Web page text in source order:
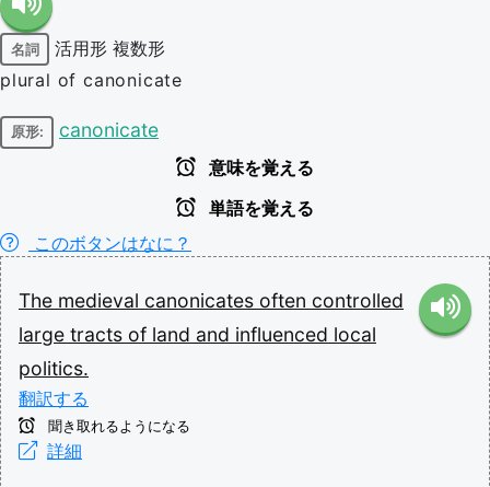
名詞 活用形 複数形
plural of canonicate
原形: canonicate
意味を覚える
単語を覚える
このボタンはなに？
The medieval canonicates often controlled
large tracts of land and influenced local
politics.
翻訳する
聞き取れるようになる
詳細